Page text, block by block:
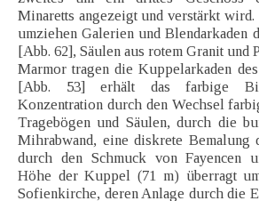
Minaretts angezeigt und verstärkt
umziehen Galerien und Blendarkaden
[Abb. 62], Säulen aus rotem Granit und
Marmor tragen die Kuppelarkaden
[Abb. 53] erhält das farbige
Konzentration durch den Wechsel
Tragebögen und Säulen, durch die
Mihrabwand, eine diskrete Bemalung
durch den Schmuck von Fayencen
Höhe der Kuppel (71 m) überragt
Sofienkirche, deren Anlage durch die